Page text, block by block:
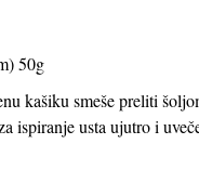
) 50g
kašiku smeše preliti
ispiranje usta ujutro i